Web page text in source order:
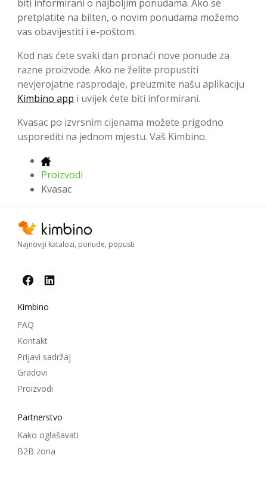
biti informirani o najboljim ponudama. Ako se
pretplatite na bilten, o novim ponudama možemo
vas obavijestiti i e-poštom.
Kod nas ćete svaki dan pronaći nove ponude za
razne proizvode. Ako ne želite propustiti
nevjerojatne rasprodaje, preuzmite našu aplikaciju
Kimbino app i uvijek ćete biti informirani.
Kvasac po izvrsnim cijenama možete prigodno
usporediti na jednom mjestu. Vaš Kimbino.
Proizvodi
Kvasac
Najnoviji katalozi, ponude, popusti
Kimbino
FAQ
Kontakt
Prijavi sadržaj
Gradovi
Proizvodi
Partnerstvo
Kako oglašavati
B2B zona